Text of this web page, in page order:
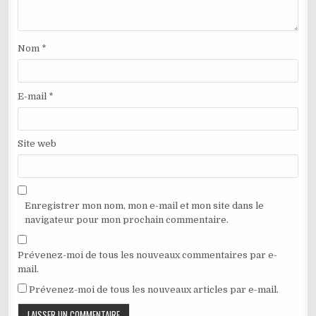
Nom *
E-mail *
Site web
Enregistrer mon nom, mon e-mail et mon site dans le
navigateur pour mon prochain commentaire.
Prévenez-moi de tous les nouveaux commentaires par e-
mail.
Prévenez-moi de tous les nouveaux articles par e-mail.